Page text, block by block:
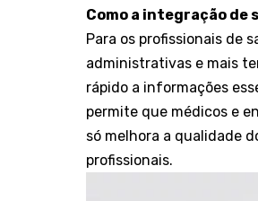
Como a integração de
Para os profissionais de
administrativas e mais
rápido a informações
permite que médicos e
só melhora a qualidade
profissionais.